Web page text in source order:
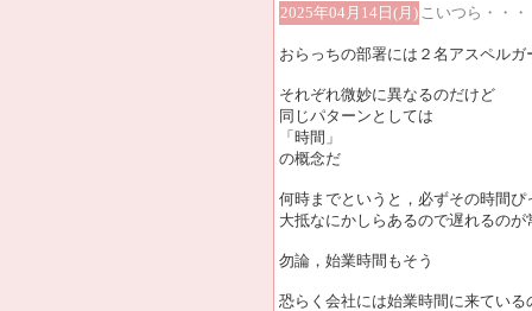
2025年04月14日(月) こいつら・・・
おらっちの部署には２名アスペルガ
それぞれ微妙に異なるのだけど
同じパターンとしては
「時間」
の概念だ
何時までというと，必ずその時間ぴ
大抵なにかしらあるので遅れるのが
勿論，始業時間もそう
恐らく会社には始業時間に来ている